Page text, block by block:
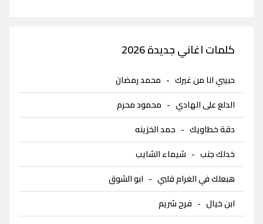
كلمات اغاني جديدة 2026
حبيبي انا من غيرك - محمد رمضان
الدلع على الهادي - محمود محرم
دقة خطاويك - حمد الخزينه
خدلك جنب - شيماء الشايب
هبعلك في الغرام قلبي - ابو الشوق
ابن خيال - فرح شريم